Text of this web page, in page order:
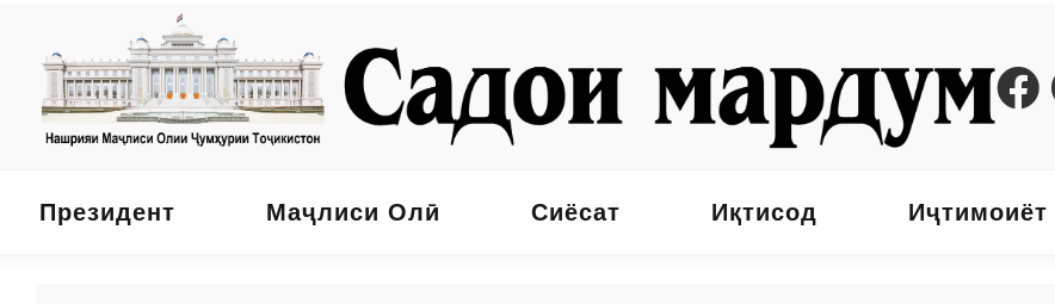
Президент Маҷлиси Олӣ Сиёсат Иқтисод Иҷтимоиёт